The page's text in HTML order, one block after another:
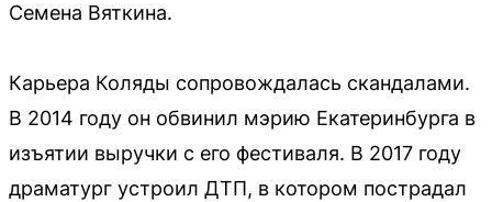
Семена Вяткина.
Карьера Коляды сопровождалась скандалами.
В 2014 году он обвинил мэрию Екатеринбурга в
изъятии выручки с его фестиваля. В 2017 году
драматург устроил ДТП, в котором пострадал